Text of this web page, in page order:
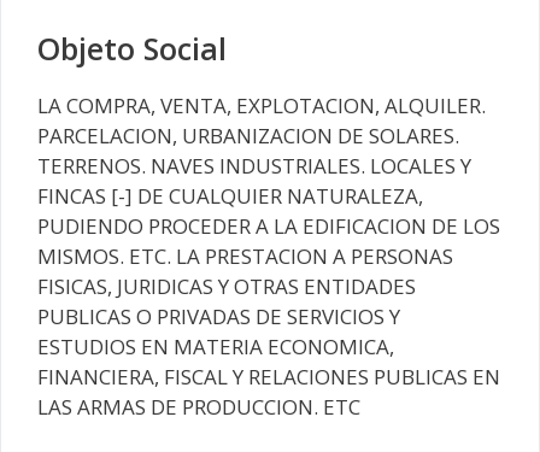
Objeto Social
LA COMPRA, VENTA, EXPLOTACION, ALQUILER.
PARCELACION, URBANIZACION DE SOLARES.
TERRENOS. NAVES INDUSTRIALES. LOCALES Y
FINCAS [-] DE CUALQUIER NATURALEZA,
PUDIENDO PROCEDER A LA EDIFICACION DE LOS
MISMOS. ETC. LA PRESTACION A PERSONAS
FISICAS, JURIDICAS Y OTRAS ENTIDADES
PUBLICAS O PRIVADAS DE SERVICIOS Y
ESTUDIOS EN MATERIA ECONOMICA,
FINANCIERA, FISCAL Y RELACIONES PUBLICAS EN
LAS ARMAS DE PRODUCCION. ETC